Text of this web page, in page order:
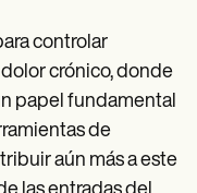
controlar
crónico, donde
papel fundamental
de
aún más a este